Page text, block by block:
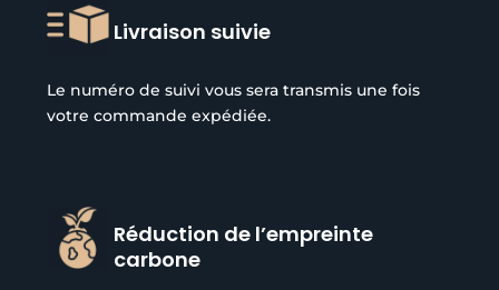
Livraison suivie
Le numéro de suivi vous sera transmis une fois
votre commande expédiée.
Réduction de l’empreinte
carbone